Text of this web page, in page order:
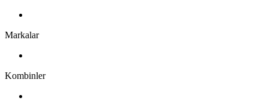
Markalar
Kombinler